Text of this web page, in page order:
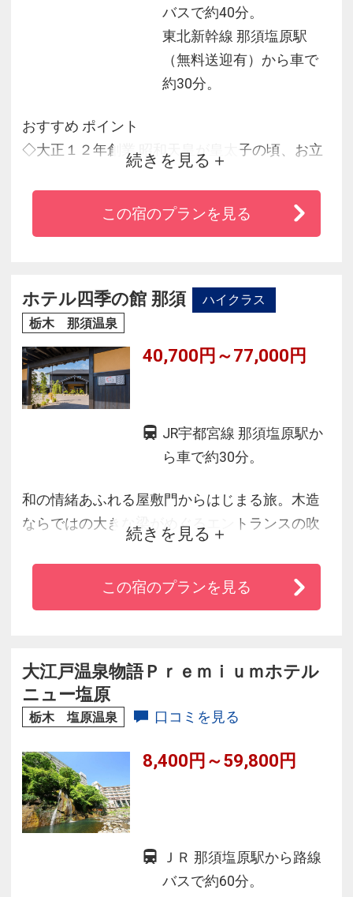
バスで約40分。
東北新幹線 那須塩原駅
（無料送迎有）から車で
約30分。
おすすめ ポイント
◇大正１２年創業 昭和天皇が皇太子の頃、お立
寄になられた由緒ある旅館
◇標高７００ｍの那須高原の中腹にあり南面に
は八溝山系が一望
風呂
◇こだわりの食材で季節を感じる会席料理での
続きを見る
この宿のプランを見る
ホテル四季の館 那須
ハイクラス
栃木 那須温泉
40,700円～77,000円
JR宇都宮線 那須塩原駅か
ら車で約30分。
和の情緒あふれる屋敷門からはじまる旅。木造
ならではの大きな梁がめぐるエントランスの吹
き抜けや、那須高原の風がわたる歩廊に囲まれ
た日本庭園など、自然の趣を感じられる湯宿で
す。那須の食材や、美人の湯を楽しみ、大切な
ご滞在が大切な思い出になるよう、心を尽くし
てお待ち申し上げます。
続きを見る
この宿のプランを見る
大江戸温泉物語Ｐｒｅｍｉｕｍホテル
ニュー塩原
栃木 塩原温泉 口コミを見る
8,400円～59,800円
ＪＲ 那須塩原駅から路線
バスで約60分。